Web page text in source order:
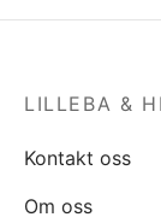
LILLEBA &
Kontakt oss
Om oss